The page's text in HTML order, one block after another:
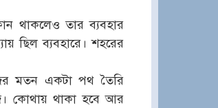
থাকলেও তার ব্যবহার
ছিল ব্যবহারে। শহরের
মতন একটা পথ তৈরি
কোথায় থাকা হবে আর